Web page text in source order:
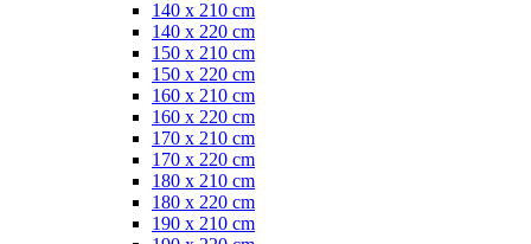
140 x 210 cm
140 x 220 cm
150 x 210 cm
150 x 220 cm
160 x 210 cm
160 x 220 cm
170 x 210 cm
170 x 220 cm
180 x 210 cm
180 x 220 cm
190 x 210 cm